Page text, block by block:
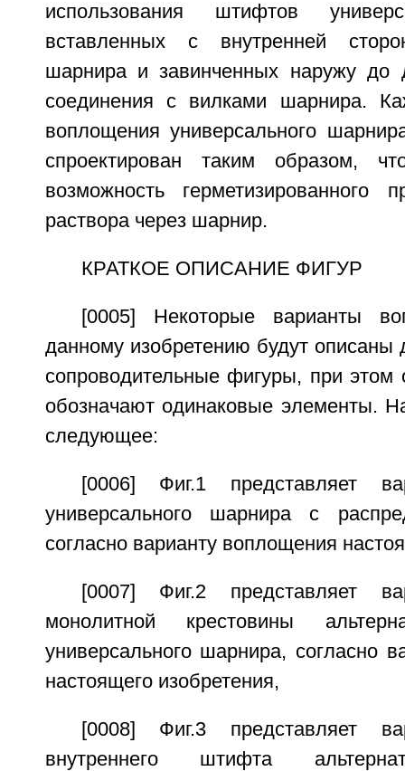
использования штифтов
вставленных с внутренней
шарнира и завинченных наружу до
соединения с вилками шарнира.
воплощения универсального
спроектирован таким образом,
возможность герметизированного
раствора через шарнир.
КРАТКОЕ ОПИСАНИЕ ФИГУР
[0005] Некоторые варианты
данному изобретению будут описаны
сопроводительные фигуры, при этом
обозначают одинаковые элементы.
следующее:
[0006] Фиг.1 представляет
универсального шарнира с
согласно варианту воплощения
[0007] Фиг.2 представляет
монолитной крестовины
универсального шарнира, согласно
настоящего изобретения,
[0008] Фиг.3 представляет
внутреннего штифта